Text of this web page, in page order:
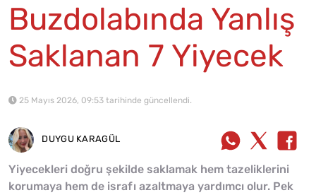
Buzdolabında Yanlış
Saklanan 7 Yiyecek
25 Mayıs 2026, 09:53 tarihinde güncellendi.
DUYGU KARAGÜL
Yiyecekleri doğru şekilde saklamak hem tazeliklerini
korumaya hem de israfı azaltmaya yardımcı olur. Pek